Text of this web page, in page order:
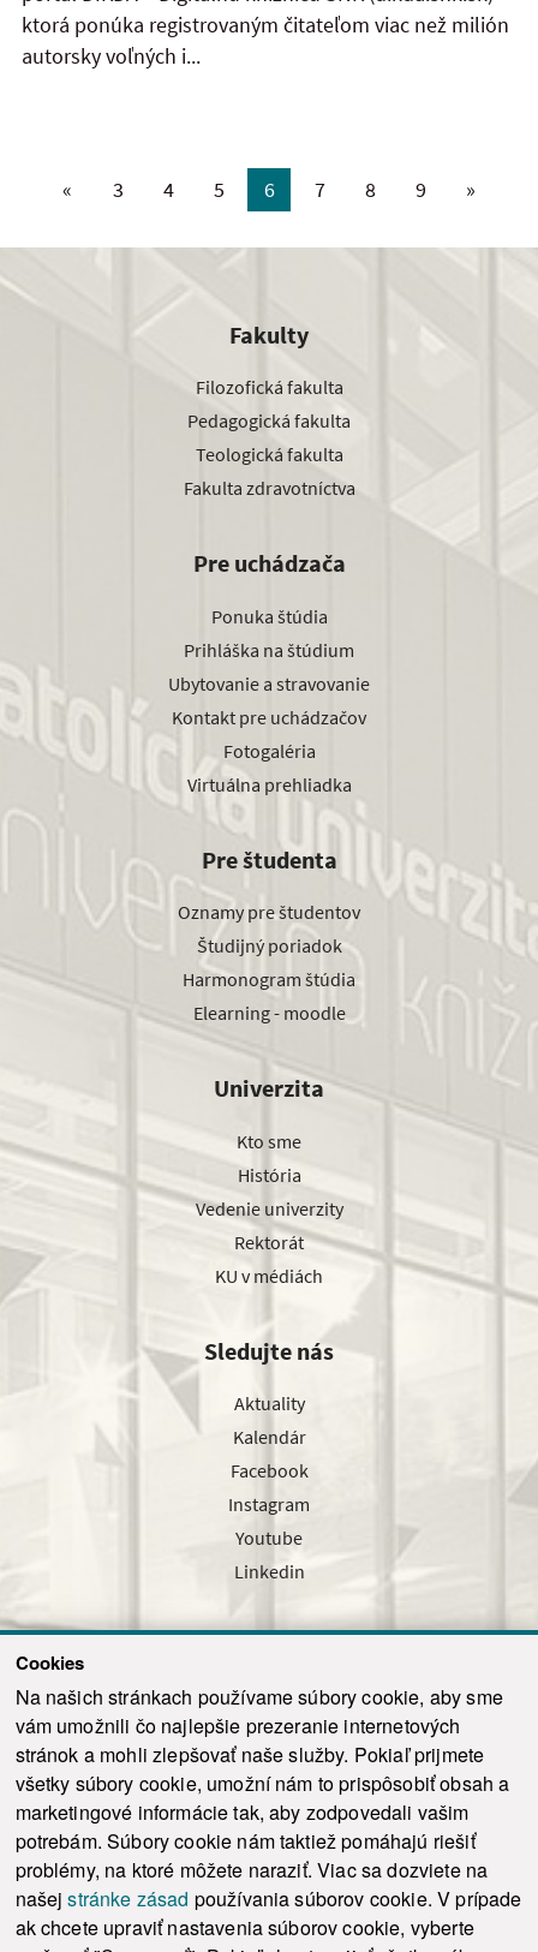
Cookies
Na našich stránkach používame súbory cookie, aby sme
vám umožnili čo najlepšie prezeranie internetových
stránok a mohli zlepšovať naše služby. Pokiaľ prijmete
všetky súbory cookie, umožní nám to prispôsobiť obsah a
marketingové informácie tak, aby zodpovedali vašim
potrebám. Súbory cookie nám taktiež pomáhajú riešiť
problémy, na ktoré môžete naraziť. Viac sa dozviete na
našejstránke zásad používania súborov cookie. V prípade
ak chcete upraviť nastavenia súborov cookie, vyberte
ktorá ponúka registrovaným čitateľom viac než milión
autorsky voľných i...
« »
3 4 5 6 7 8 9
Fakulty
Filozofická fakulta
Pedagogická fakulta
Teologická fakulta
Fakulta zdravotníctva
Pre uchádzača
Ponuka štúdia
Prihláška na štúdium
Ubytovanie a stravovanie
Kontakt pre uchádzačov
Fotogaléria
Virtuálna prehliadka
Pre študenta
Oznamy pre študentov
Študijný poriadok
Harmonogram štúdia
Elearning - moodle
Univerzita
Kto sme
História
Vedenie univerzity
Rektorát
KU v médiách
Sledujte nás
Aktuality
Kalendár
Facebook
Instagram
Youtube
Linkedin
Odoslať
© 2021-2026 ku.sk. Všetky práva vyhradené. | Ochrana osobných údajov
Vyhlásenie o prístupnosti | Admin